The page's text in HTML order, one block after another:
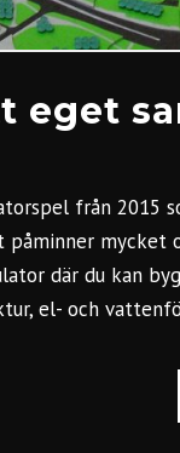
eget
från 2015
påminner
där du kan
el- och